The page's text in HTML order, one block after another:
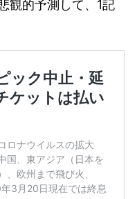
観的予測して、1記